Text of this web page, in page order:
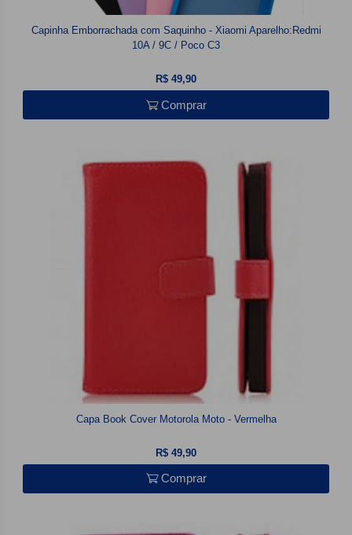
Capinha Emborrachada com Saquinho - Xiaomi Aparelho:Redmi
10A / 9C / Poco C3
R$ 49,90
Comprar
Capa Book Cover Motorola Moto - Vermelha
R$ 49,90
Comprar